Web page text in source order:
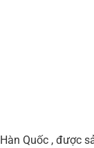
Quốc , được